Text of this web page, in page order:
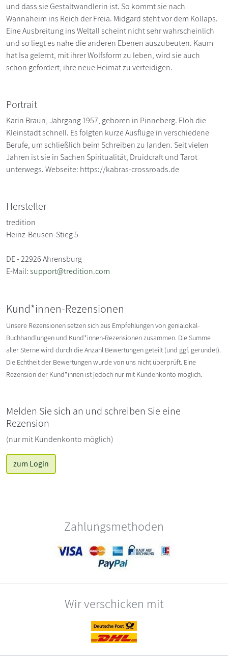
und dass sie Gestaltwandlerin ist. So kommt sie nach
Wannaheim ins Reich der Freia. Midgard steht vor dem Kollaps.
Eine Ausbreitung ins Weltall scheint nicht sehr wahrscheinlich
und so liegt es nahe die anderen Ebenen auszubeuten. Kaum
hat Isa gelernt, mit ihrer Wolfsform zu leben, wird sie auch
schon gefordert, ihre neue Heimat zu verteidigen.
Portrait
Karin Braun, Jahrgang 1957, geboren in Pinne­berg. Floh die
Kleinstadt schnell. Es folgten kurze Ausflüge in verschiedene
Berufe, um schließlich beim Schreiben zu landen. Seit vielen
Jahren ist sie in Sachen Spiritualität, Druidcraft und Tarot
unterwegs. Webseite: https://kabras-crossroads.de
Hersteller
tredition
Heinz-Beusen-Stieg 5
DE - 22926 Ahrensburg
E-Mail:support@tredition.com
Kund*innen-Rezensionen
Unsere Rezensionen setzen sich aus Empfehlungen von genialokal-
Buchhandlungen und Kund*innen-Rezensionen zusammen. Die Summe
aller Sterne wird durch die Anzahl Bewertungen geteilt (und ggf. gerundet).
Die Echtheit der Bewertungen wurde von uns nicht überprüft. Eine
Rezension der Kund*innen ist jedoch nur mit Kundenkonto möglich.
Melden Sie sich an und schreiben Sie eine
Rezension
(nur mit Kundenkonto möglich)
zum Login
Zahlungsmethoden
Wir verschicken mit